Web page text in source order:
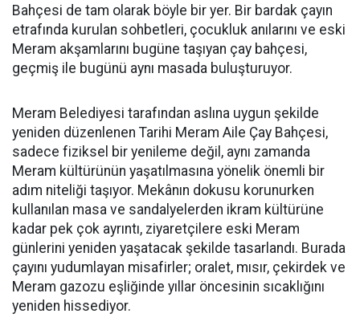
Bahçesi de tam olarak böyle bir yer. Bir bardak çayın
etrafında kurulan sohbetleri, çocukluk anılarını ve eski
Meram akşamlarını bugüne taşıyan çay bahçesi,
geçmiş ile bugünü aynı masada buluşturuyor.
Meram Belediyesi tarafından aslına uygun şekilde
yeniden düzenlenen Tarihi Meram Aile Çay Bahçesi,
sadece fiziksel bir yenileme değil, aynı zamanda
Meram kültürünün yaşatılmasına yönelik önemli bir
adım niteliği taşıyor. Mekânın dokusu korunurken
kullanılan masa ve sandalyelerden ikram kültürüne
kadar pek çok ayrıntı, ziyaretçilere eski Meram
günlerini yeniden yaşatacak şekilde tasarlandı. Burada
çayını yudumlayan misafirler; oralet, mısır, çekirdek ve
Meram gazozu eşliğinde yıllar öncesinin sıcaklığını
yeniden hissediyor.